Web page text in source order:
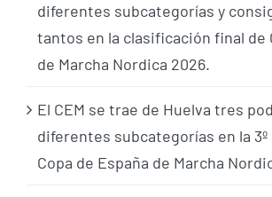
diferentes subcategorías y
tantos en la clasificación final de
de Marcha Nordica 2026.
El CEM se trae de Huelva tres
diferentes subcategorías en la 3º
Copa de España de Marcha